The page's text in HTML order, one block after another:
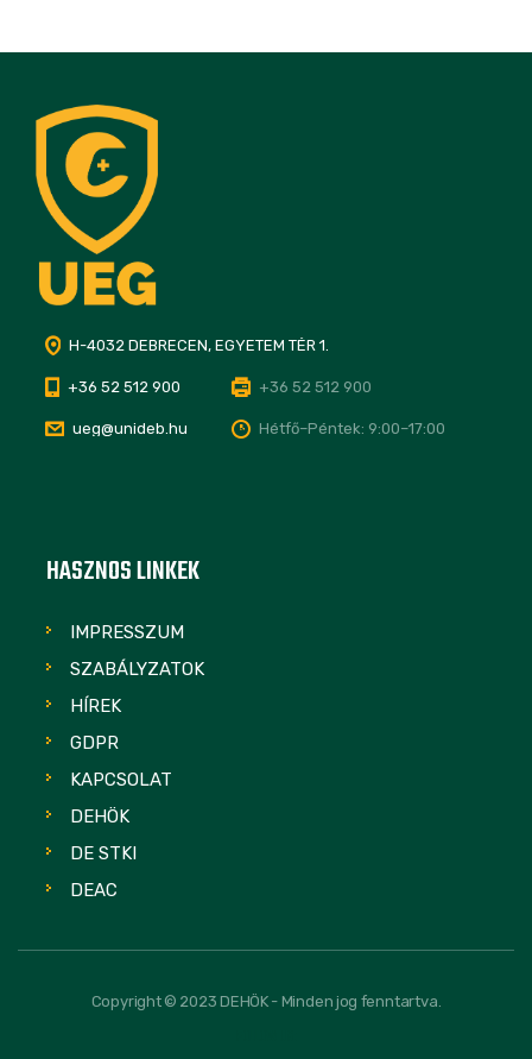
H-4032 DEBRECEN, EGYETEM TÉR 1.
+36 52 512 900 +36 52 512 900
ueg@unideb.hu Hétfő–Péntek: 9:00–17:00
HASZNOS LINKEK
IMPRESSZUM
SZABÁLYZATOK
HÍREK
GDPR
KAPCSOLAT
DEHÖK
DE STKI
DEAC
Copyright © 2023 DEHÖK - Minden jog fenntartva.